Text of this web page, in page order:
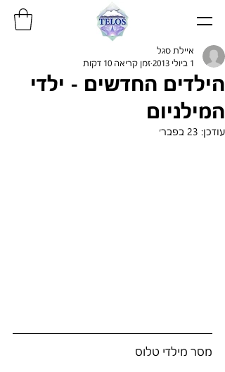
הילדים החדשים - ילדי
המילניום
איילת סגל
1 ביולי 2013
זמן קריאה 10 דקות
עודכן: 23 בפבר׳
מסר מילדי טלוס